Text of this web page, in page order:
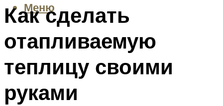
Меню
Как сделать
отапливаемую
теплицу своими
руками